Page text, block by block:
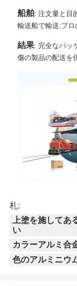
船舶: 注文量と目
輸送船で輸送;プ
結果: 完全なパッ
傷の製品の配送を
札:
上塗を施して
い
カラーアルミ合
色のアルミニウ